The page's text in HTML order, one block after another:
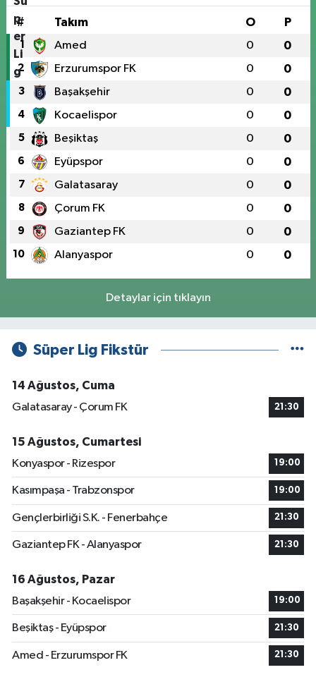
# Takım O P
1 Amed 0 0
2 Erzurumspor FK 0 0
3 Başakşehir 0 0
4 Kocaelispor 0 0
5 Beşiktaş 0 0
6 Eyüpspor 0 0
7 Galatasaray 0 0
8 Çorum FK 0 0
9 Gaziantep FK 0 0
10 Alanyaspor 0 0
Detaylar için tıklayın
Süper Lig Fikstür
14 Ağustos, Cuma
Galatasaray - Çorum FK
21:30
15 Ağustos, Cumartesi
Konyaspor - Rizespor
19:00
Kasımpaşa - Trabzonspor 19:00
Gençlerbirliği S.K. - Fenerbahçe 21:30
Gaziantep FK - Alanyaspor 21:30
16 Ağustos, Pazar
Başakşehir - Kocaelispor
19:00
Beşiktaş - Eyüpspor 21:30
Amed - Erzurumspor FK 21:30